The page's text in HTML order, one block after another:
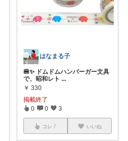
はなまる子
🍔✨ ドムドムハンバーガー文具
で、昭和レト ...
￥ 330
掲載終了
0 0 3
コレ いいね